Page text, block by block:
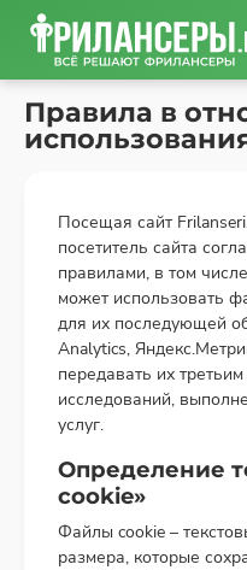
Правила в
Посещая сайт
посетитель сайта
правилами, в том
может использовать
для их последующей
Analytics,
передавать их
исследований,
услуг.
Определение
cookie»
Файлы cookie –
размера, которые